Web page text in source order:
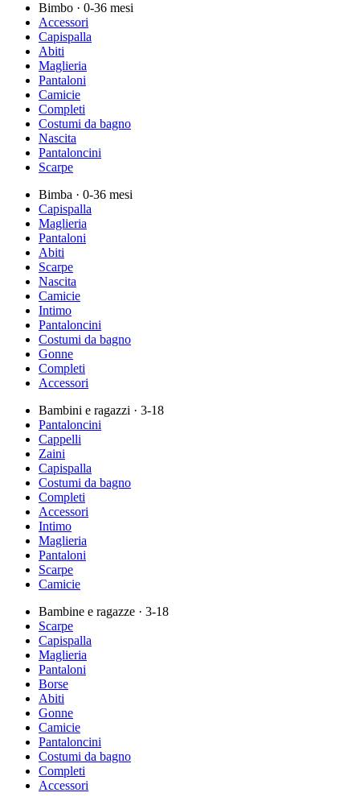
Bimbo · 0-36 mesi
Accessori
Capispalla
Abiti
Maglieria
Pantaloni
Camicie
Completi
Costumi da bagno
Nascita
Pantaloncini
Scarpe
Bimba · 0-36 mesi
Capispalla
Maglieria
Pantaloni
Abiti
Scarpe
Nascita
Camicie
Intimo
Pantaloncini
Costumi da bagno
Gonne
Completi
Accessori
Bambini e ragazzi · 3-18
Pantaloncini
Cappelli
Zaini
Capispalla
Costumi da bagno
Completi
Accessori
Intimo
Maglieria
Pantaloni
Scarpe
Camicie
Bambine e ragazze · 3-18
Scarpe
Capispalla
Maglieria
Pantaloni
Borse
Abiti
Gonne
Camicie
Pantaloncini
Costumi da bagno
Completi
Accessori